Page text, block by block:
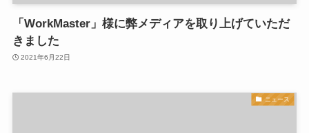
「WorkMaster」様に弊メディアを取り上げていただ
きました
2021年6月22日
ニュース